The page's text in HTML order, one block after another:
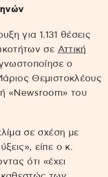
για 1.131 θέσεις
σε Αττική
ο
Θεμιστοκλέους
«Newsroom» του
σε σχέση με
είπε ο κ.
ότι «έχει